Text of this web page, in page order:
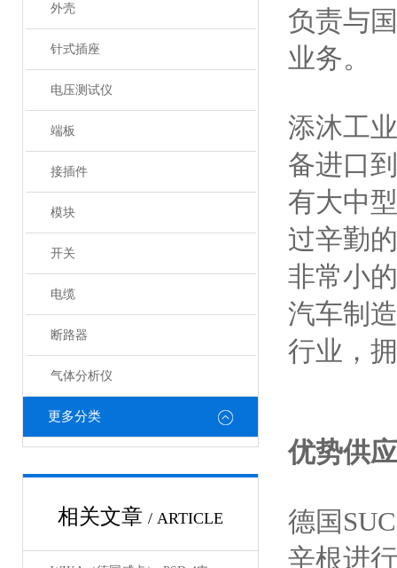
外壳
针式插座
电压测试仪
端板
接插件
模块
开关
电缆
断路器
气体分析仪
更多分类
相关文章 / ARTICLE
负责与
业务。
添沐工
备进口
有大中
过辛勤
非常小
汽车制
行业，
优势供
德国
辛根进